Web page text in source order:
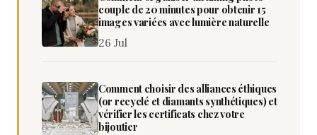
couple de 20 minutes pour obtenir 15
images variées avec lumière naturelle
26 Jul
Comment choisir des alliances éthiques
(or recyclé et diamants synthétiques) et
vérifier les certificats chez votre
bijoutier